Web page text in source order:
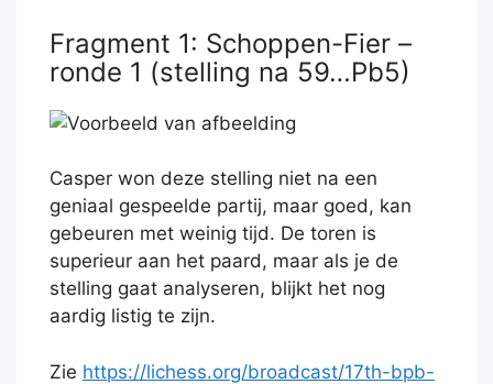
Fragment 1: Schoppen-Fier –
ronde 1 (stelling na 59…Pb5)
Casper won deze stelling niet na een
geniaal gespeelde partij, maar goed, kan
gebeuren met weinig tijd. De toren is
superieur aan het paard, maar als je de
stelling gaat analyseren, blijkt het nog
aardig listig te zijn.
Zie https://lichess.org/broadcast/17th-bpb-